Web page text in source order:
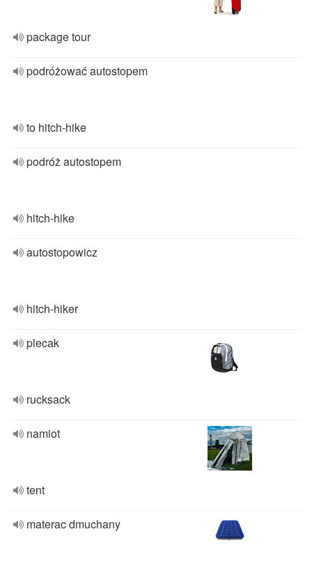
package tour
podróżować autostopem
to hitch-hike
podróż autostopem
hitch-hike
autostopowicz
hitch-hiker
plecak
rucksack
namiot
tent
materac dmuchany